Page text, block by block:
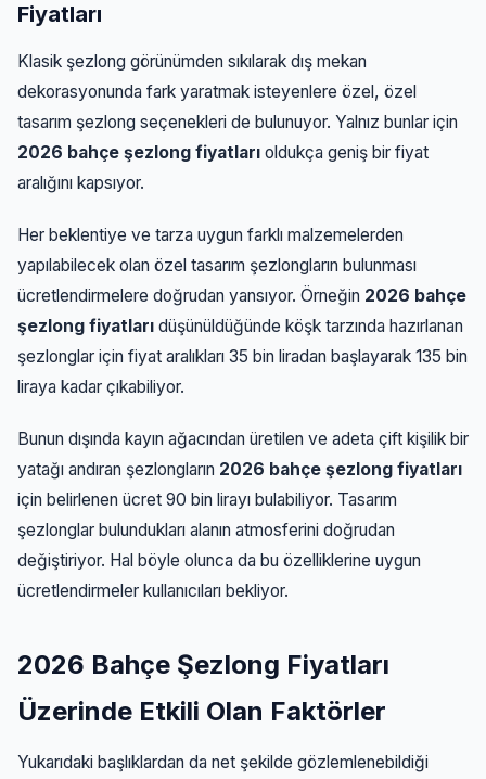
Fiyatları
Klasik şezlong görünümden sıkılarak dış mekan
dekorasyonunda fark yaratmak isteyenlere özel, özel
tasarım şezlong seçenekleri de bulunuyor. Yalnız bunlar için
2026 bahçe şezlong fiyatları oldukça geniş bir fiyat
aralığını kapsıyor.
Her beklentiye ve tarza uygun farklı malzemelerden
yapılabilecek olan özel tasarım şezlongların bulunması
ücretlendirmelere doğrudan yansıyor. Örneğin 2026 bahçe
şezlong fiyatları düşünüldüğünde köşk tarzında hazırlanan
şezlonglar için fiyat aralıkları 35 bin liradan başlayarak 135 bin
liraya kadar çıkabiliyor.
Bunun dışında kayın ağacından üretilen ve adeta çift kişilik bir
yatağı andıran şezlongların 2026 bahçe şezlong fiyatları
için belirlenen ücret 90 bin lirayı bulabiliyor. Tasarım
şezlonglar bulundukları alanın atmosferini doğrudan
değiştiriyor. Hal böyle olunca da bu özelliklerine uygun
ücretlendirmeler kullanıcıları bekliyor.
2026 Bahçe Şezlong Fiyatları
Üzerinde Etkili Olan Faktörler
Yukarıdaki başlıklardan da net şekilde gözlemlenebildiği